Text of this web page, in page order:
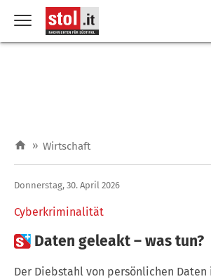
» Wirtschaft
Cyberkriminalität
Donnerstag, 30. April 2026
 Daten geleakt – was tun?
Der Diebstahl von persönlichen